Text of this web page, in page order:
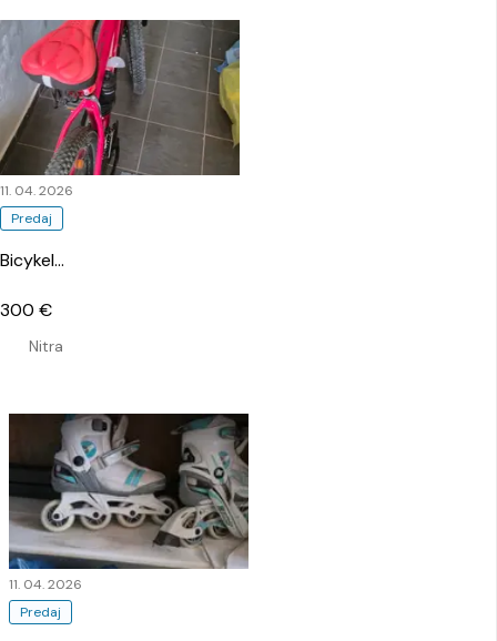
Predaj
11. 04. 2026
Bicykel…
Nitra
300 €
Predaj
11. 04. 2026